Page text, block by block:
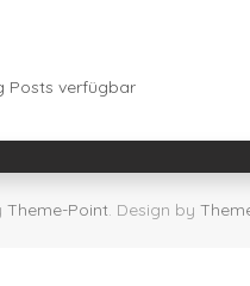
Posts verfügbar
Theme-Point. Design by